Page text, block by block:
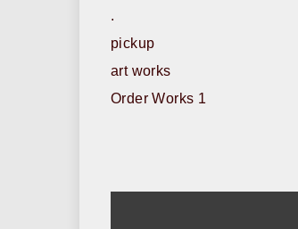
.
pickup
art works
Order Works 1